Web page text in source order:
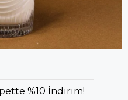
%10 İndirim!